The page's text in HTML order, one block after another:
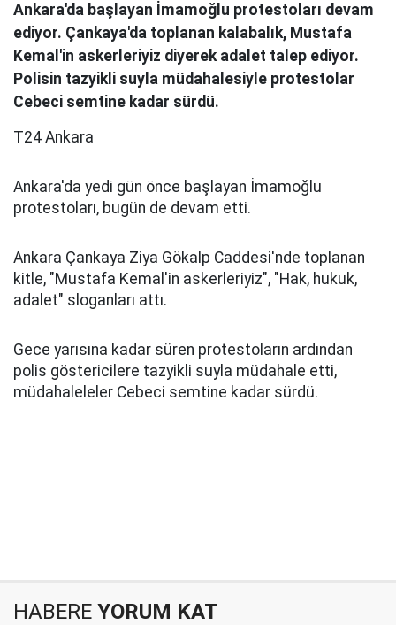
Ankara'da başlayan İmamoğlu protestoları devam
ediyor. Çankaya'da toplanan kalabalık, Mustafa
Kemal'in askerleriyiz diyerek adalet talep ediyor.
Polisin tazyikli suyla müdahalesiyle protestolar
Cebeci semtine kadar sürdü.
T24 Ankara
Ankara'da yedi gün önce başlayan İmamoğlu
protestoları, bugün de devam etti.
Ankara Çankaya Ziya Gökalp Caddesi'nde toplanan
kitle, "Mustafa Kemal'in askerleriyiz", "Hak, hukuk,
adalet" sloganları attı.
Gece yarısına kadar süren protestoların ardından
polis göstericilere tazyikli suyla müdahale etti,
müdahaleleler Cebeci semtine kadar sürdü.
HABERE YORUM KAT